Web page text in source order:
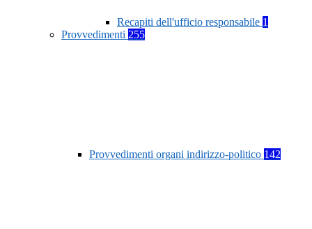
Recapiti dell'ufficio responsabile 1
Provvedimenti 255
Provvedimenti organi indirizzo-politico 142